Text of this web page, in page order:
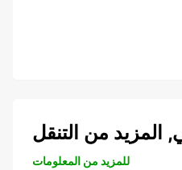
المزيد من التنقل
للمزيد من المعلومات